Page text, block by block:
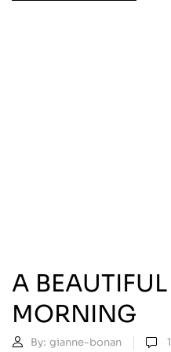
A
MORNING
By: gianne-bonan 1